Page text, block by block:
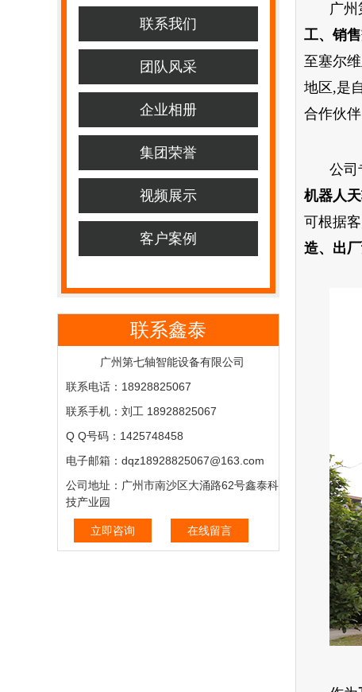
联系我们
团队风采
企业相册
集团荣誉
视频展示
客户案例
联系鑫泰
广州第七轴智能设备有限公司
联系电话：18928825067
联系手机：刘工 18928825067
Q Q号码：1425748458
电子邮箱：dqz18928825067@163.com
公司地址：广州市南沙区大涌路62号鑫泰科
技产业园
立即咨询 在线留言
广
工、销
至塞尔
地区,是
合作伙伴
公司
机器人天
可根据
造、出